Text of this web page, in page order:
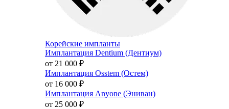
Корейские импланты
Имплантация Dentium (Дентиум)
от 21 000 ₽
Имплантация Osstem (Остем)
от 16 000 ₽
Имплантация Anyone (Эниван)
от 25 000 ₽